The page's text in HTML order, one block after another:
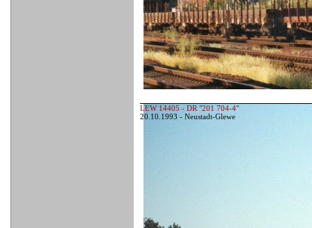
LEW 14405 - DR "201 704-4"
20.10.1993 - Neustadt-Glewe